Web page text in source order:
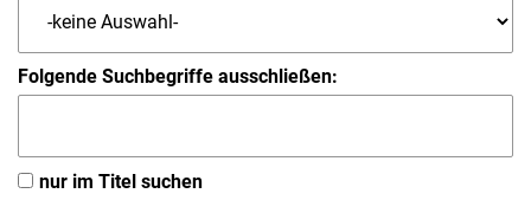
Folgende Suchbegriffe ausschließen:
nur im Titel suchen